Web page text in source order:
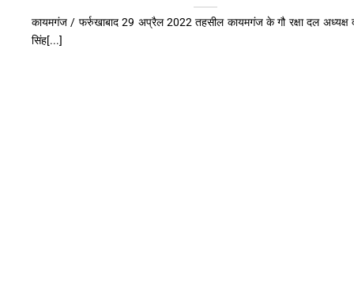
कायमगंज / फर्रुखाबाद 29 अप्रैल 2022 तहसील कायमगंज के गौ रक्षा दल अध्यक्ष
सिंह[...]